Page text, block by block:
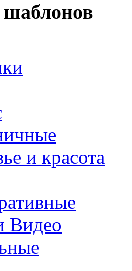
и красота
Видео